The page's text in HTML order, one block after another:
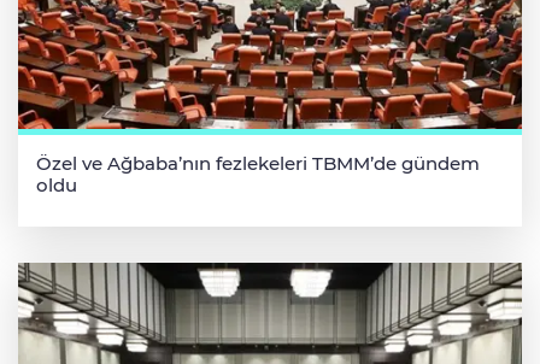
Özel ve Ağbaba’nın fezlekeleri TBMM’de gündem
oldu